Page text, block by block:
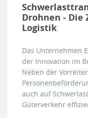
Drohnen - Die
Logistik
Das Unternehmen
der Innovation im
Neben der
auch auf
Güterverkehr